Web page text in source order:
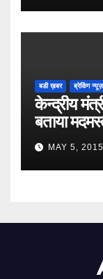
बडी ख़बर ब्रेकिंग न्यूज़
केन्द्रीय
बताया
MAY 5, 2015